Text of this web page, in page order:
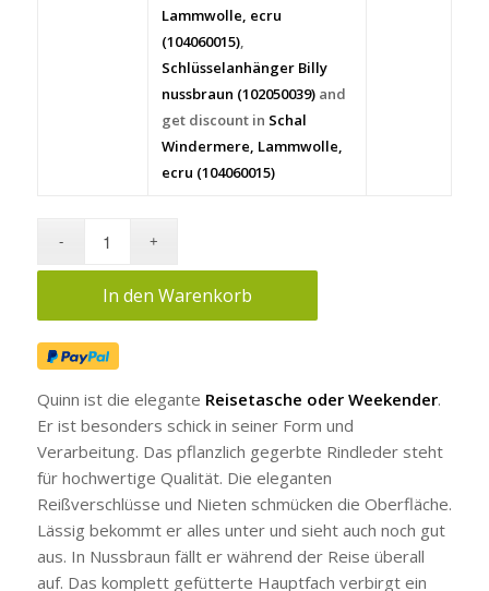
Lammwolle, ecru
(104060015),
Schlüsselanhänger Billy
nussbraun (102050039)and
get discount in Schal
Windermere, Lammwolle,
ecru (104060015)
In den Warenkorb
Quinn ist die elegante Reisetasche oder Weekender.
Er ist besonders schick in seiner Form und
Verarbeitung. Das pflanzlich gegerbte Rindleder steht
für hochwertige Qualität. Die eleganten
Reißverschlüsse und Nieten schmücken die Oberfläche.
Lässig bekommt er alles unter und sieht auch noch gut
aus. In Nussbraun fällt er während der Reise überall
auf. Das komplett gefütterte Hauptfach verbirgt ein